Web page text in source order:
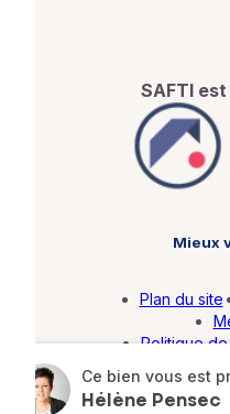
Ce bien vous est
Hélène Pensec
SAFTI est
Mieux
Plan du site
Politique